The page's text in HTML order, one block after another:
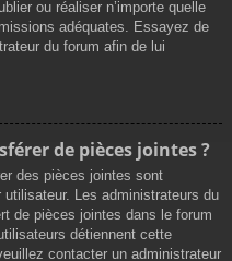
ou réaliser n’importe quelle
adéquates. Essayez de
du forum afin de lui
de pièces jointes ?
des pièces jointes sont
Les administrateurs du
de pièces jointes dans le forum
détiennent cette
contacter un administrateur